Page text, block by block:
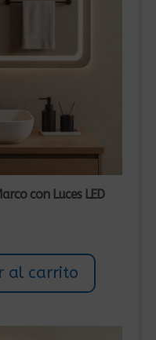
con Luces LED
al carrito